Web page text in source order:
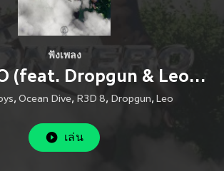
ฟังเพลง
MONTERO (feat. Dropgun & Leo) [Call Me By Your Name] (Explicit)
, Ocean Dive, R3D 8, Dropgun, Leo
เล่น